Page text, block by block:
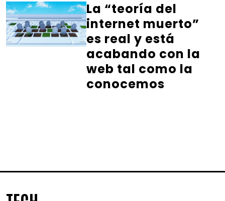
La “teoría del
internet muerto”
es real y está
acabando con la
web tal como la
conocemos